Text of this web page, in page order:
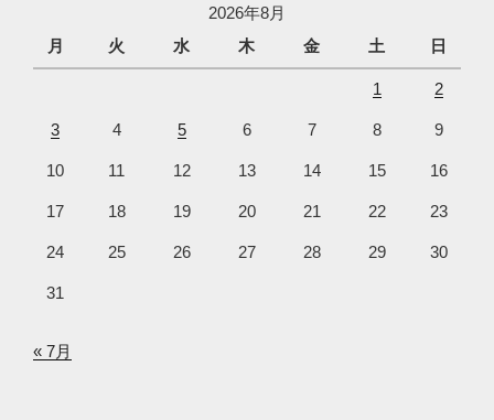
2026年8月
月
火 水 木 金 土 日
1 2
3 4 5 6 7 8 9
10 11 12 13 14 15 16
17 18 19 20 21 22 23
24 25 26 27 28 29 30
31
« 7月